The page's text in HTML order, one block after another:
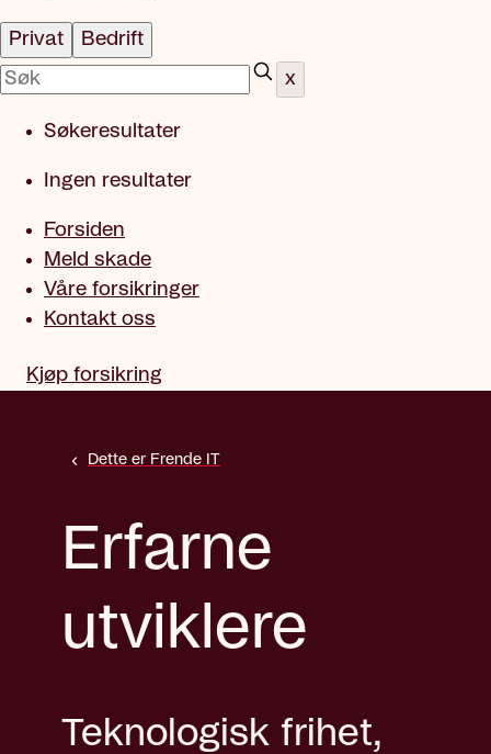
Privat
Bedrift
x
Søkeresultater
Ingen resultater
Forsiden
Meld skade
Våre forsikringer
Kontakt oss
Kjøp forsikring
Dette er Frende IT
Erfarne
utviklere
Teknologisk frihet,